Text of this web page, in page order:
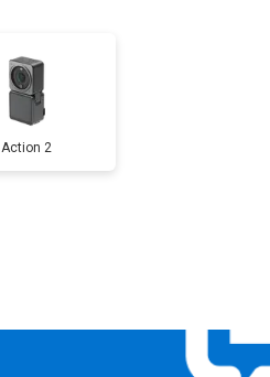
Action 2